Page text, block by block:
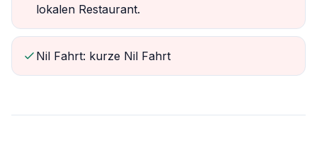
lokalen Restaurant.
Nil Fahrt: kurze Nil Fahrt